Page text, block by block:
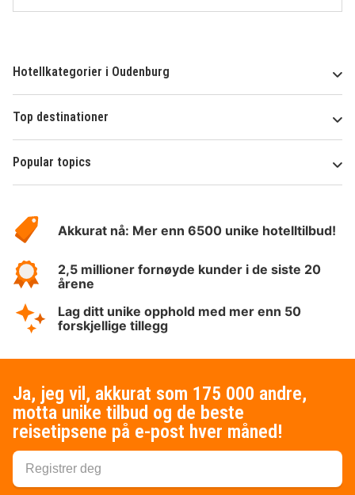
Hotellkategorier i Oudenburg
Top destinationer
Popular topics
Hotelspecials
Akkurat nå: Mer enn 6500 unike hotelltilbud!
2,5 millioner fornøyde kunder i de siste 20
årene
Lag ditt unike opphold med mer enn 50
forskjellige tillegg
Ja, jeg vil, akkurat som 175 000 andre,
motta unike tilbud og de beste
reisetipsene på e-post hver måned!